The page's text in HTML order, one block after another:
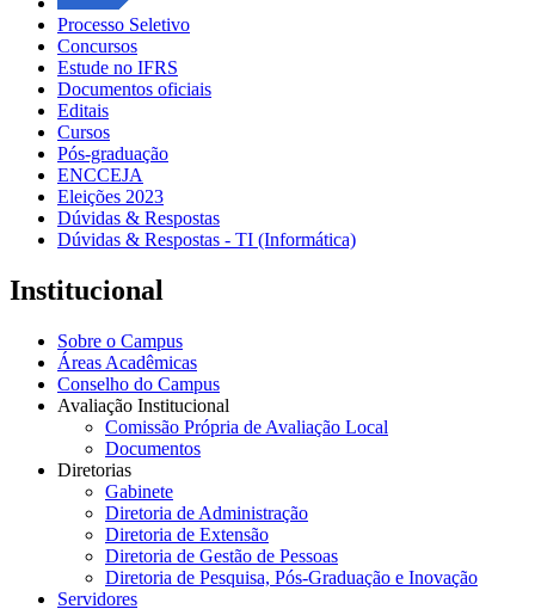
Processo Seletivo
Concursos
Estude no IFRS
Documentos oficiais
Editais
Cursos
Pós-graduação
ENCCEJA
Eleições 2023
Dúvidas & Respostas
Dúvidas & Respostas - TI (Informática)
Institucional
Sobre o Campus
Áreas Acadêmicas
Conselho do Campus
Avaliação Institucional
Comissão Própria de Avaliação Local
Documentos
Diretorias
Gabinete
Diretoria de Administração
Diretoria de Extensão
Diretoria de Gestão de Pessoas
Diretoria de Pesquisa, Pós-Graduação e Inovação
Servidores